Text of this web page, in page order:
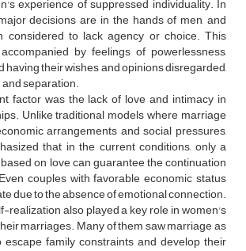
experience of suppressed individuality. In
decisions are in the hands of men, and
considered to lack agency or choice. This
by feelings of powerlessness,
having their wishes and opinions disregarded,
separation.
factor was the lack of love and intimacy in
Unlike traditional models where marriage
arrangements and social pressures,
that in the current conditions, only a
on love can guarantee the continuation
couples with favorable economic status
due to the absence of emotional connection.
realization also played a key role in women's
marriages. Many of them saw marriage as
family constraints and develop their